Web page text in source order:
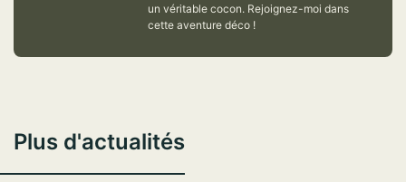
un véritable cocon. Rejoignez-moi dans
cette aventure déco !
Plus d'actualités